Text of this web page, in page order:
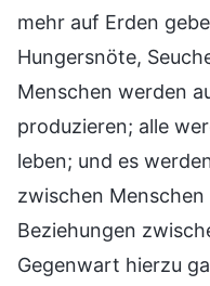
mehr auf Erden
Hungersnöte,
Menschen werden
produzieren; alle
leben; und es
zwischen
Beziehungen
Gegenwart hierzu